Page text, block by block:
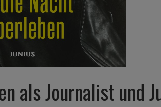
als Journalist und